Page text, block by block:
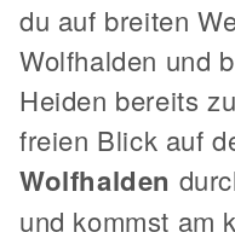
du auf breiten
Wolfhalden und
Heiden bereits
freien Blick auf
Wolfhalden
und kommst am